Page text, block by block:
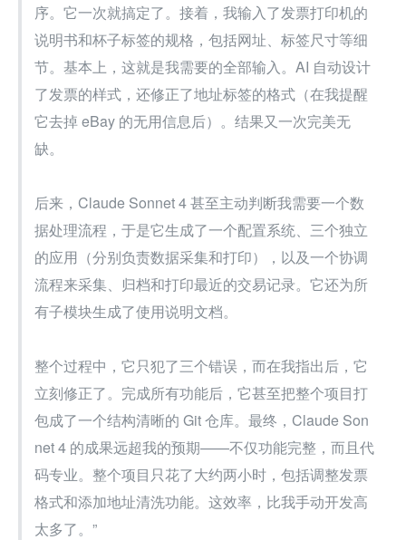
序。它一次就搞定了。接着，我输入了发票打印机的
说明书和杯子标签的规格，包括网址、标签尺寸等细
节。基本上，这就是我需要的全部输入。AI 自动设计
了发票的样式，还修正了地址标签的格式（在我提醒
它去掉 eBay 的无用信息后）。结果又一次完美无
缺。
后来，Claude Sonnet 4 甚至主动判断我需要一个数
据处理流程，于是它生成了一个配置系统、三个独立
的应用（分别负责数据采集和打印），以及一个协调
流程来采集、归档和打印最近的交易记录。它还为所
有子模块生成了使用说明文档。
整个过程中，它只犯了三个错误，而在我指出后，它
立刻修正了。完成所有功能后，它甚至把整个项目打
包成了一个结构清晰的 Git 仓库。最终，Claude Son
net 4 的成果远超我的预期——不仅功能完整，而且代
码专业。整个项目只花了大约两小时，包括调整发票
格式和添加地址清洗功能。这效率，比我手动开发高
太多了。”